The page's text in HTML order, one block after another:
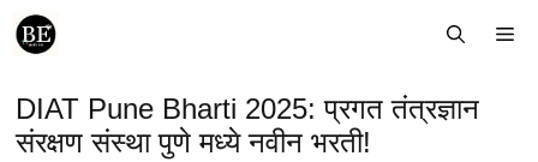
Skip
DIAT Pune Bharti 2025: प्रगत तंत्रज्ञान
संरक्षण संस्था पुणे मध्ये नवीन भरती!